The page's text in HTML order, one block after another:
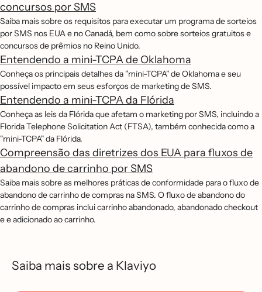
concursos por SMS
Saiba mais sobre os requisitos para executar um programa de sorteios
por SMS nos EUA e no Canadá, bem como sobre sorteios gratuitos e
concursos de prêmios no Reino Unido.
Entendendo a mini-TCPA de Oklahoma
Conheça os principais detalhes da "mini-TCPA" de Oklahoma e seu
possível impacto em seus esforços de marketing de SMS.
Entendendo a mini-TCPA da Flórida
Conheça as leis da Flórida que afetam o marketing por SMS, incluindo a
Florida Telephone Solicitation Act (FTSA), também conhecida como a
"mini-TCPA" da Flórida.
Compreensão das diretrizes dos EUA para fluxos de
abandono de carrinho por SMS
Saiba mais sobre as melhores práticas de conformidade para o fluxo de
abandono de carrinho de compras na SMS. O fluxo de abandono do
carrinho de compras inclui carrinho abandonado, abandonado checkout
e e adicionado ao carrinho.
Saiba mais sobre a Klaviyo